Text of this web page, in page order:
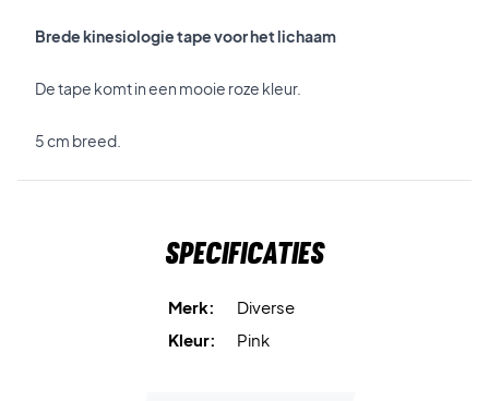
Brede kinesiologie tape voor het lichaam
De tape komt in een mooie roze kleur.
5 cm breed.
Specificaties
Merk:
Diverse
Kleur:
Pink